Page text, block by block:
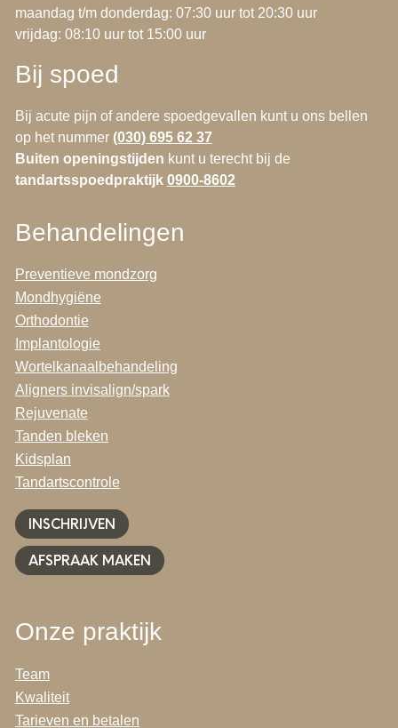
maandag t/m donderdag: 07:30 uur tot 20:30 uur
vrijdag: 08:10 uur tot 15:00 uur
Bij spoed
Bij acute pijn of andere spoedgevallen kunt u ons bellen
op het nummer (030) 695 62 37
Buiten openingstijden kunt u terecht bij de
tandartsspoedpraktijk 0900-8602
Behandelingen
Preventieve mondzorg
Mondhygiëne
Orthodontie
Implantologie
Wortelkanaalbehandeling
Aligners invisalign/spark
Rejuvenate
Tanden bleken
Kidsplan
Tandartscontrole
INSCHRIJVEN
AFSPRAAK MAKEN
Onze praktijk
Team
Kwaliteit
Tarieven en betalen